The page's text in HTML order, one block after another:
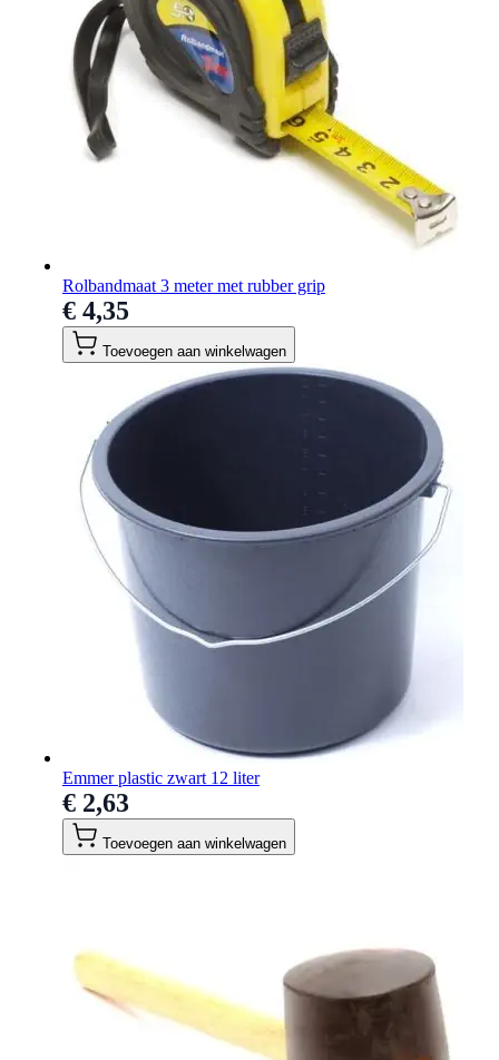
Rolbandmaat 3 meter met rubber grip
€ 4,35
Toevoegen aan winkelwagen
Emmer plastic zwart 12 liter
€ 2,63
Toevoegen aan winkelwagen